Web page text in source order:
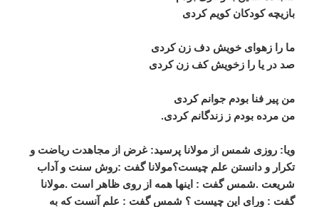
بازیچه کودکان کویم کردی
ما را زهوای خویش دف زن کردی
صد در یا را زخویش کف زن کردی
من پیر فنا بودم جوانم کردی
من مرده بودم ز زندگانم کردی.
ويا: روزی شمس از مولانا پرسید: غرض از مجاهدت ریاضت و
تکرار و دانستن علم چیست؟مولانا گفت :روش سنت و آداب
شریعت .شمس گفت : اینها همه از روی ظاهر است .مولانا
گفت : ورای این چیست ؟ شمس گفت : علم آنست که به